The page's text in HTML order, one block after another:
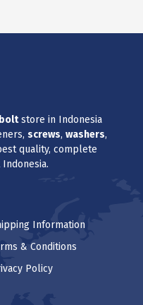
di lokasi yang
Keranjang
STEEL SUS 316 3/4"
Rp 10.189
boltstore in Indonesia
screws, washers,
quality, complete
Information
& Conditions
Policy